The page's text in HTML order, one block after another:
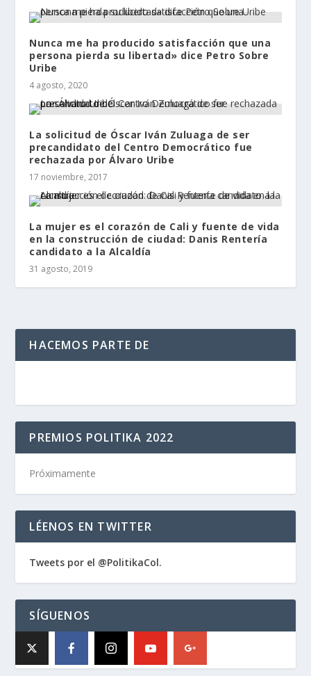
Nunca me ha producido satisfacción que una
persona pierda su libertad» dice Petro Sobre
Uribe
4 agosto, 2020
La solicitud de Óscar Iván Zuluaga de ser
precandidato del Centro Democrático fue
rechazada por Álvaro Uribe
17 noviembre, 2017
La mujer es el corazón de Cali y fuente de vida
en la construcción de ciudad: Danis Rentería
candidato a la Alcaldía
31 agosto, 2019
HACEMOS PARTE DE
PREMIOS POLITIKA 2022
Próximamente
LÉENOS EN TWITTER
Tweets por el @PolitikaCol.
SÍGUENOS